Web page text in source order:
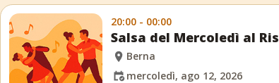
20:00 - 00:00
Salsa del Mercoledì al
Berna
mercoledì, ago 12, 2026